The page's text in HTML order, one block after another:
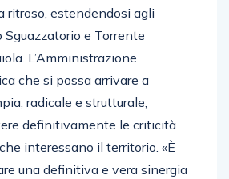
ritroso, estendendosi agli
e Torrente
L’Amministrazione
che si possa arrivare a
radicale e strutturale,
definitivamente le criticità
interessano il territorio. «È
una definitiva e vera sinergia